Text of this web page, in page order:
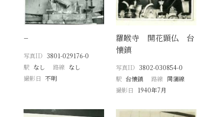
−
写真ID 3801-029176-0
駅 なし 路線 なし
撮影日
不明
羅睺寺 開花顕仏 台
懐鎮
写真ID 3802-030854-0
駅 台懐鎮 路線 同蒲線
撮影日
1940年7月